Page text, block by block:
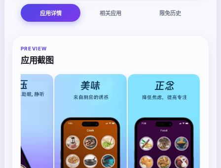
应用详情 相关应用 限免历史
PREVIEW
应用截图